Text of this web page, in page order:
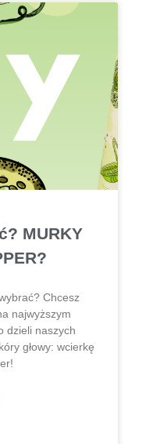
MURKY
Chcesz
najwyższym
dzieli naszych
głowy: wcierkę